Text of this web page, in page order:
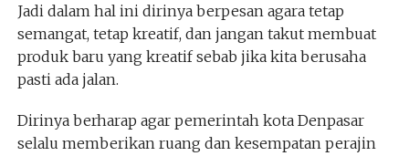
Jadi dalam hal ini dirinya berpesan agara tetap
semangat, tetap kreatif, dan jangan takut membuat
produk baru yang kreatif sebab jika kita berusaha
pasti ada jalan.
Dirinya berharap agar pemerintah kota Denpasar
selalu memberikan ruang dan kesempatan perajin